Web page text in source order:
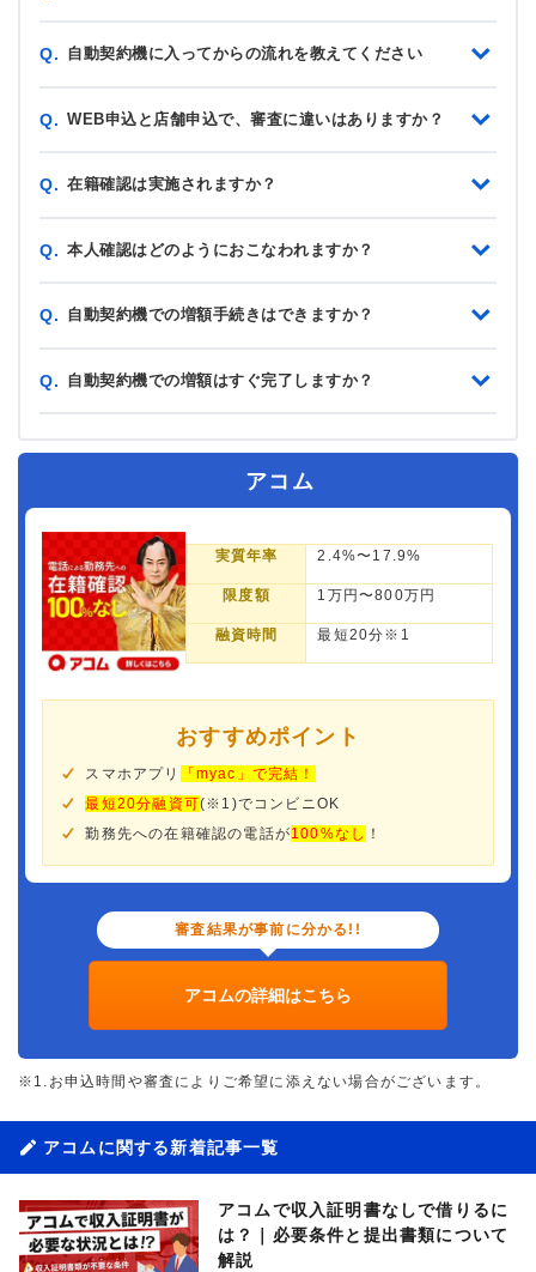
Q. 自動契約機に入ってからの流れを教えてください
Q. WEB申込と店舗申込で、審査に違いはありますか？
Q. 在籍確認は実施されますか？
Q. 本人確認はどのようにおこなわれますか？
Q. 自動契約機での増額手続きはできますか？
Q. 自動契約機での増額はすぐ完了しますか？
アコム
実質年率 2.4%〜17.9%
限度額 1万円〜800万円
融資時間 最短20分※1
おすすめポイント
スマホアプリ
「myac」で完結！
最短20分融資可(※1)でコンビニOK
勤務先への在籍確認の電話が100%なし ！
審査結果が事前に分かる!!
アコムの詳細はこちら
※1.お申込時間や審査によりご希望に添えない場合がございます。
アコムに関する新着記事一覧
アコムで収入証明書なしで借りるに
は？｜必要条件と提出書類について
解説